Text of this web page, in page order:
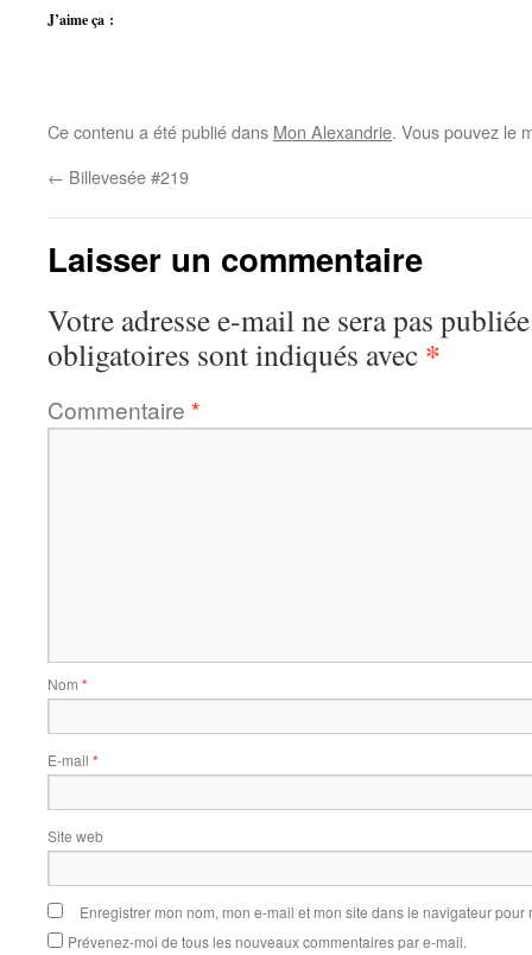
J’aime ça :
Ce contenu a été publié dans Mon Alexandrie. Vous pouvez le
← Billevesée #219
Laisser un commentaire
Votre adresse e-mail ne sera pas
obligatoires sont indiqués avec *
Commentaire *
Nom *
E-mail *
Site web
Enregistrer mon nom, mon e-mail et mon site dans le navigateur
Prévenez-moi de tous les nouveaux commentaires par e-mail.